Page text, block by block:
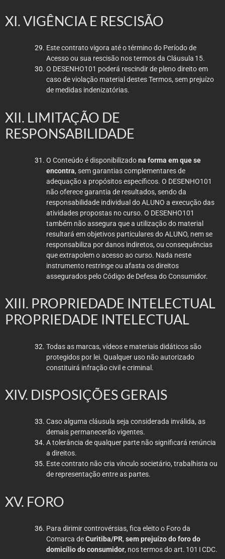
XI. VIGÊNCIA E RESCISÃO
Este contrato vigora até o término do Período de
Acesso ou sua rescisão nos termos da Cláusula 15.
O DESENHO101 poderá rescindir de pleno direito em
caso de violação material destes Termos, sem prejuízo
de medidas indenizatórias.
XII. LIMITAÇÃO DE
RESPONSABILIDADE
O Conteúdo é disponibilizadona forma em que se
encontra, sem garantias complementares de
adequação a propósitos específicos. O DESENHO101
não oferece garantia de resultados, sendo da
responsabilidade individual do ALUNO a execução das
atividades propostas no curso. O DESENHO101
também não assegura que a utilização do material
resultará em objetivos particulares do ALUNO, nem se
responsabiliza por danos indiretos, ou consequências
que extrapolem o acesso ao curso. Nada neste
instrumento restringe ou afasta os direitos
assegurados pelo Código de Defesa do Consumidor.
XIII. PROPRIEDADE INTELECTUAL
PROPRIEDADE INTELECTUAL
Todas as marcas, vídeos e materiais didáticos são
protegidos por lei. Qualquer uso não autorizado
constituirá infração civil e criminal.
XIV. DISPOSIÇÕES GERAIS
Caso alguma cláusula seja considerada inválida, as
demais permanecerão vigentes.
A tolerância de qualquer parte não significará renúncia
a direitos.
Este contrato não cria vínculo societário, trabalhista ou
de representação entre as partes.
XV. FORO
Para dirimir controvérsias, fica eleito o Foro da
Comarca deCuritiba/PR, sem prejuízo do foro do
domicílio do consumidor, nos termos do art. 101 I CDC.